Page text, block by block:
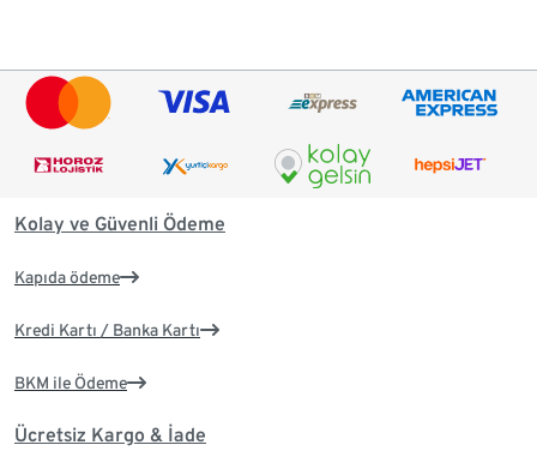
Kolay ve Güvenli Ödeme
Kapıda ödeme
Kredi Kartı / Banka Kartı
BKM ile Ödeme
Ücretsiz Kargo & İade